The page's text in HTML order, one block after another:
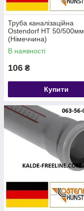
Труба каналізаційна
Ostendorf HT 50/500мм.
(Німеччина)
В наявності
106 ₴
Купити